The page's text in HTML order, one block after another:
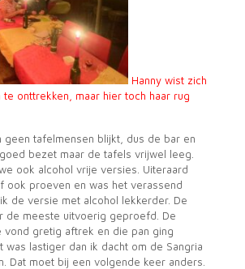
Hanny wist zich
onttrekken, maar hier toch haar rug
geen tafelmensen blijkt, dus de bar en
bezet maar de tafels vrijwel leeg.
ook alcohol vrije versies. Uiteraard
ook proeven en was het verassend
de versie met alcohol lekkerder. De
de meeste uitvoerig geproefd. De
vond gretig aftrek en die pan ging
was lastiger dan ik dacht om de Sangria
Dat moet bij een volgende keer anders.